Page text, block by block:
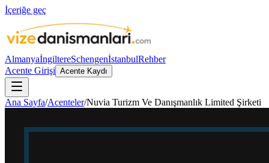
İçeriğe geç
AlmanyaİngiltereSchengenİstanbulRehber
Acente Girişi Acente Kaydı
Ana Sayfa/Acenteler/Nuvia Turizm Ve Danışmanlık Limited Şirketi